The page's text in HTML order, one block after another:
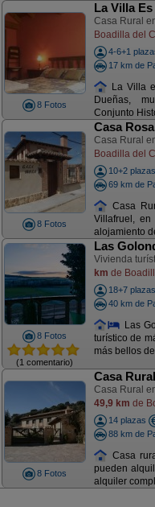
8 Fotos
La Villa
Casa Rural
Boadilla del
4-6+1
17 km de
La Villa
Dueñas,
Conjunto
8 Fotos
Casa Rosa
Casa Rural
Boadilla del
10+2 plazas
69 km de
Casa
Villafruel,
alojamiento
8 Fotos
(1 comentario)
Las
Vivienda
km de
18+7 plazas
40 km de
Las
turístico de
más bellos
8 Fotos
Casa
Casa Rural
49,9 km de
14 plazas
88 km de
Casa
pueden
alquiler